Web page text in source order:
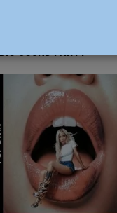
SOUND PARTY